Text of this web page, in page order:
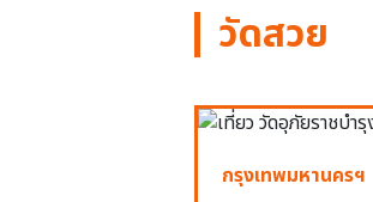
วัดสวย
กรุงเทพมหานครฯ